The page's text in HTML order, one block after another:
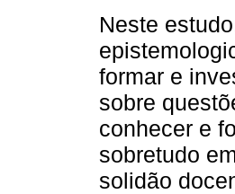
Neste
formar e
sobre
conhecer e
sobretudo
solidão